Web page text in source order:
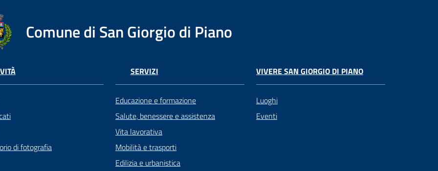
Comune di San Giorgio di Piano
di fotografia
SERVIZI
Educazione e formazione
Salute, benessere e assistenza
Vita lavorativa
Mobilità e trasporti
Edilizia e urbanistica
VIVERE SAN GIORGIO DI PIANO
Luoghi
Eventi